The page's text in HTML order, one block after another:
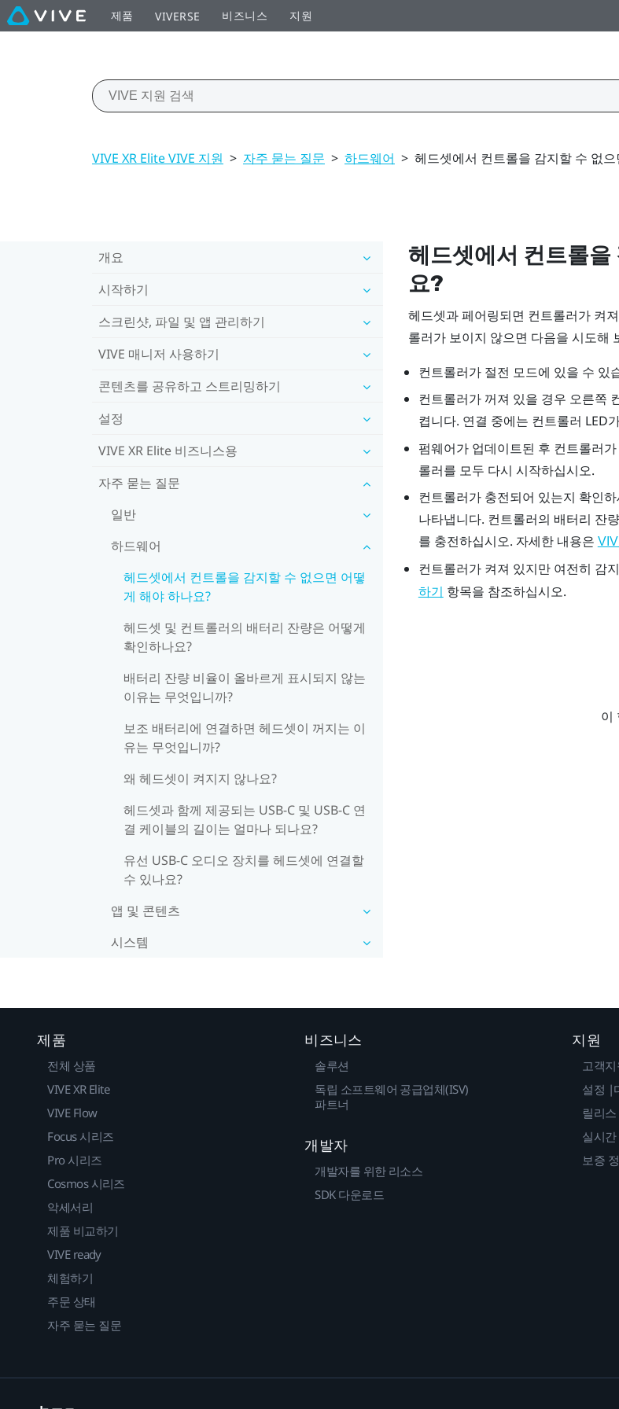
제품 VIVERSE 비즈니스 지원
VIVE XR Elite VIVE 지원 > 자주 묻는 질문 > 하드웨어 > 헤드셋에서 컨트롤을 감지할 수 없
개요
시작하기
스크린샷, 파일 및 앱 관리하기
VIVE 매니저 사용하기
콘텐츠를 공유하고 스트리밍하기
설정
VIVE XR Elite 비즈니스용
자주 묻는 질문
일반
하드웨어
헤드셋에서 컨트롤을 감지할 수 없으면 어떻
게 해야 하나요?
헤드셋 및 컨트롤러의 배터리 잔량은 어떻게
확인하나요?
배터리 잔량 비율이 올바르게 표시되지 않는
이유는 무엇입니까?
보조 배터리에 연결하면 헤드셋이 꺼지는 이
유는 무엇입니까?
왜 헤드셋이 켜지지 않나요?
헤드셋과 함께 제공되는 USB-C 및 USB-C 연
결 케이블의 길이는 얼마나 되나요?
유선 USB-C 오디오 장치를 헤드셋에 연결할
수 있나요?
앱 및 콘텐츠
시스템
헤드셋에서 컨트롤을
요?
헤드셋과 페어링되면 컨트롤러가 켜
롤러가 보이지 않으면 다음을 시도해
컨트롤러가 절전 모드에 있을 수 있
컨트롤러가 꺼져 있을 경우 오른쪽
켭니다. 연결 중에는 컨트롤러 LED
펌웨어가 업데이트된 후 컨트롤러
롤러를 모두 다시 시작하십시오.
컨트롤러가 충전되어 있는지 확인
나타냅니다. 컨트롤러의 배터리 잔
를 충전하십시오. 자세한 내용은
컨트롤러가 켜져 있지만 여전히 감
하기
항목을 참조하십시오.
이
제품
전체 상품
VIVE XR Elite
VIVE Flow
Focus 시리즈
Pro 시리즈
Cosmos 시리즈
악세서리
제품 비교하기
VIVE ready
체험하기
주문 상태
자주 묻는 질문
비즈니스
솔루션
독립 소프트웨어 공급업체(ISV)
파트너
개발자
개발자를 위한 리소스
SDK 다운로드
지원
고객지
설정 |
릴리
실시
보증